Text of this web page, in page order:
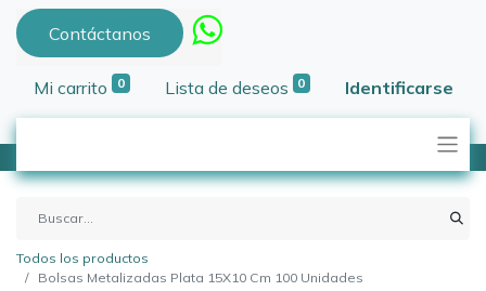
Contáctanos
Mi carrito 0 Lista de deseos 0 Identificarse
Todos los productos
Bolsas Metalizadas Plata 15X10 Cm 100 Unidades